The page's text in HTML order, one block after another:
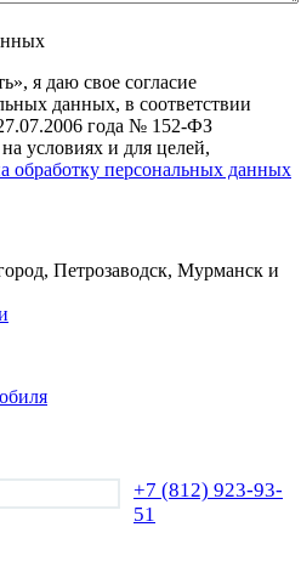
я даю свое согласие
данных, в соответствии
года № 152-ФЗ
условиях и для целей,
обработку персональных данных
Петрозаводск, Мурманск и
+7 (812) 923-93-
51